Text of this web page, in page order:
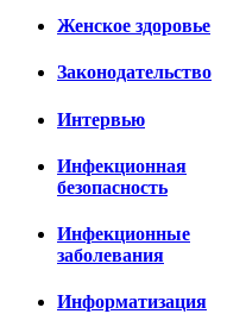
Женское здоровье
Законодательство
Интервью
Инфекционная
безопасность
Инфекционные
заболевания
Информатизация